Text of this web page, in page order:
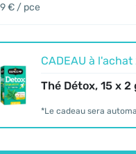
€ / pce
CADEAU à
Thé Détox, 15 x 2
*Le cadeau sera